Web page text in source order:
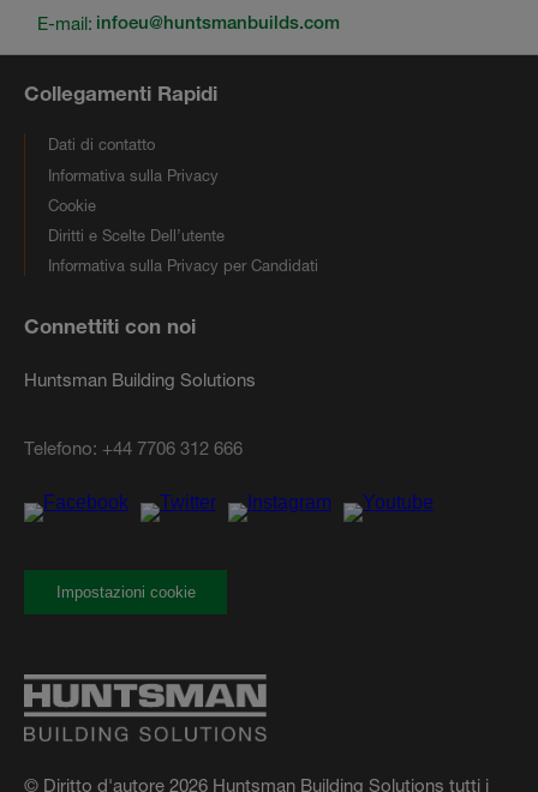
E-mail: infoeu@huntsmanbuilds.com
Collegamenti Rapidi
Dati di contatto
Informativa sulla Privacy
Cookie
Diritti e Scelte Dell’utente
Informativa sulla Privacy per Candidati
Connettiti con noi
Huntsman Building Solutions
Telefono: +44 7706 312 666
© Diritto d'autore 2026 Huntsman Building Solutions tutti i
Impostazioni cookie